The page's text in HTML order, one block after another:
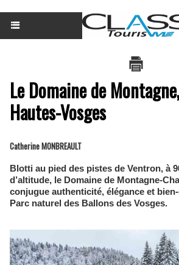
Le Domaine de
Hautes-Vosges
Catherine MONBREAULT
Blotti au pied des pistes de Ventron, à
d’altitude, le Domaine de Montagne-
conjugue authenticité, élégance et
Parc naturel des Ballons des Vosges.